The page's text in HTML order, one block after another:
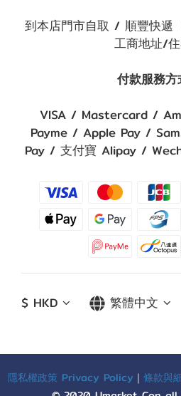
到本店門市自取 / 順豐快遞
工商地址/住
付款服務方
VISA / Mastercard /
Payme / Apple Pay /
Pay / 支付寶 Alipay /
$ HKD 繁體中文
隱私權政策 Privacy Policy ｜ 條款與